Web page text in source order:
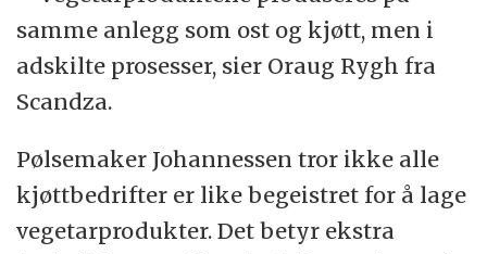
samme anlegg som ost og kjøtt, men i
adskilte prosesser, sier Oraug Rygh fra
Scandza.
Pølsemaker Johannessen tror ikke alle
kjøttbedrifter er like begeistret for å lage
vegetarprodukter. Det betyr ekstra